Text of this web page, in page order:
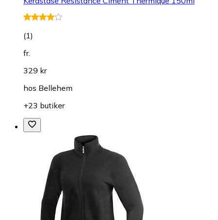
(1)
fr.
329 kr
hos Bellehem
+23 butiker